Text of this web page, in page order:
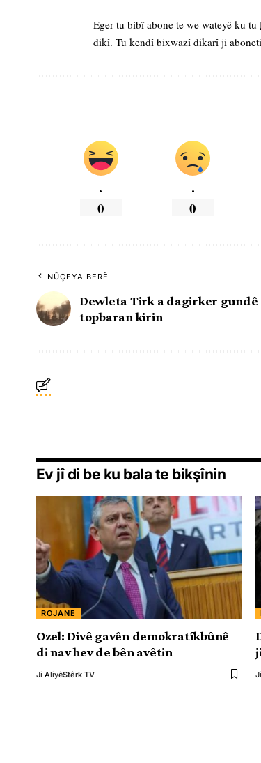
Eger tu bibî abone te we wateyê ku tu
dikî. Tu kendî bixwazî dikarî ji
.
0
.
0
NÛÇEYA BERÊ
Dewleta Tirk a dagirker gundê
topbaran kirin
Ev jî di be ku bala te bikşînin
ROJANE
Ozel: Divê gavên demokratîkbûnê
di nav hev de bên avêtin
Ji AliyêStêrk TV